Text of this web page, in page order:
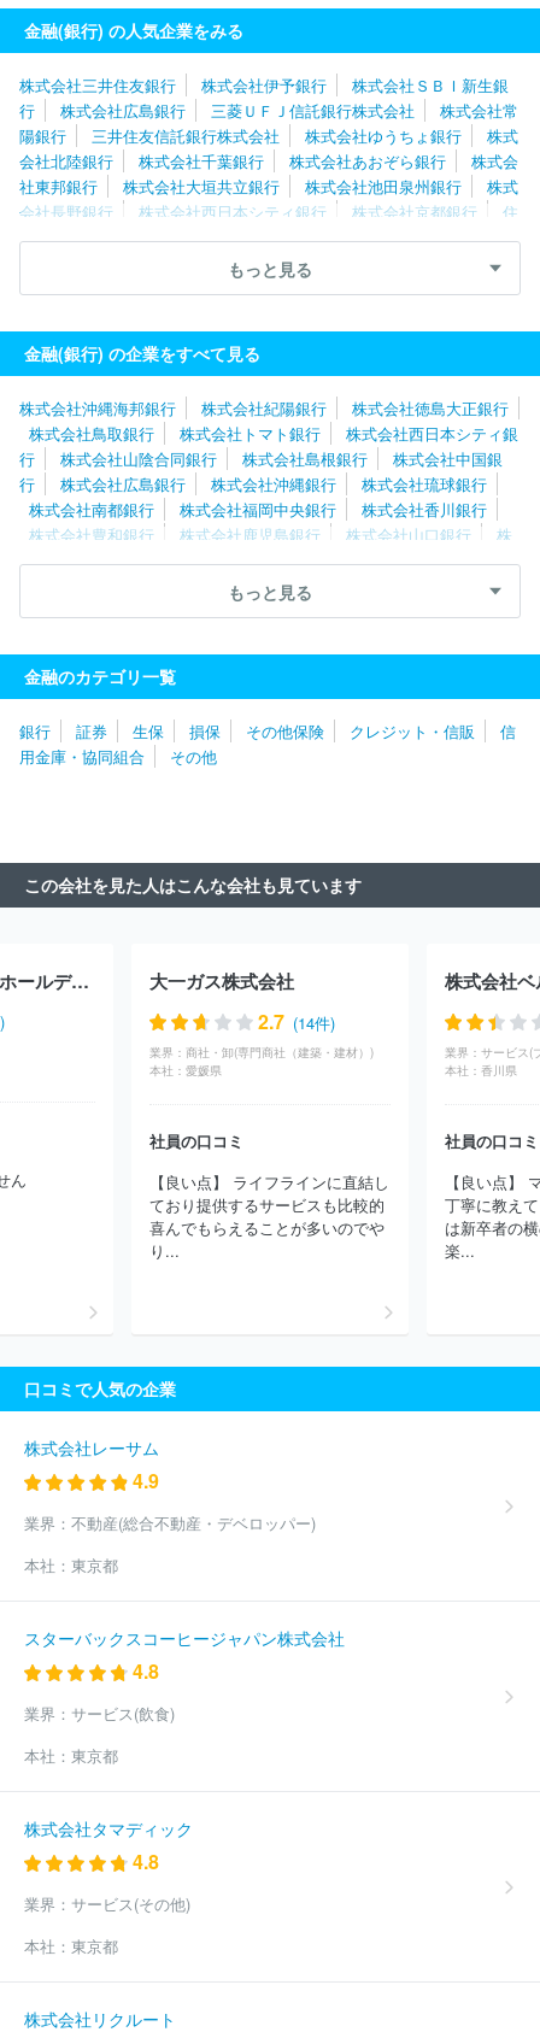
金融(銀行) の人気企業をみる
株式会社三井住友銀行 株式会社伊予銀行
株式会社ＳＢＩ新生銀
行
株式会社広島銀行 三菱ＵＦＪ信託銀行株式会社
株式会社常
陽銀行
三井住友信託銀行株式会社 株式会社ゆうちょ銀行
株式
会社北陸銀行
株式会社千葉銀行 株式会社あおぞら銀行
株式会
社東邦銀行
株式会社大垣共立銀行 株式会社池田泉州銀行
株式
会社長野銀行
株式会社西日本シティ銀行 株式会社京都銀行
住
信ＳＢＩネット銀行株式会社
株式会社東日本銀行
株式会社十六
株式会社栃木銀行
株式会社筑波銀
行
株式会社百五銀行
もっと見る
金融(銀行) の企業をすべて見る
株式会社沖縄海邦銀行 株式会社紀陽銀行
株式会社徳島大正銀行
株式会社鳥取銀行
株式会社トマト銀行
株式会社西日本シティ銀
行
株式会社山陰合同銀行 株式会社島根銀行
株式会社中国銀
行
株式会社広島銀行 株式会社沖縄銀行
株式会社琉球銀行
株式会社南都銀行
株式会社福岡中央銀行
株式会社香川銀行
株式会社豊和銀行
株式会社鹿児島銀行 株式会社山口銀行
株
式会社大分銀行
株式会社肥後銀行 株式会社南日本銀行
株式会
株式会社佐賀共栄銀行 株式会社四国銀行
株式会社
百十四銀行
行
株式会社高知銀行 株式会社りそな銀行
スルガ銀行株式会
社
株式会社八十二長野銀行
行
株式会社三重銀行 株式会社京都銀行
株式会社あいち銀行
株式会社滋賀銀行
株式会社三十三銀行
田銀行
株式会社北日本銀行 株式会社みちのく銀行
株式会社青
森みちのく銀行
株式会社岩手銀行 株式会社山形銀行
荘内銀行
株式会社福島銀行 株式会社北都銀行
株式会社常陽銀
株式会社筑波銀行
株式会社武蔵野銀行
株式会社三
株式会社みずほ銀行 株式会社イオン銀行
株式会社
ＰａｙＰａｙ銀行株式会社
オリックス銀行株式会社
株式会社千
ＵＦＪ信託銀行株式会社
株式会社セブン銀行
資産管理サービス
社
住信ＳＢＩネット銀行株式会社 ａｕじぶん銀行株式会社
株
式会社あおぞら銀行
株式会社ＳＢＩ新生銀行
株式会社大光銀行
株式会社横浜銀行
株式会社清水銀行
株式会社ＳＭＢＣ信託銀
もっと見る
金融のカテゴリ一覧
銀行 証券 生保 損保 その他保険 クレジット・信販
信
用金庫・協同組合
その他
この会社を見た人はこんな会社も見ています
株式会社ひろぎんホールディングス
ん
大一ガス株式会社
2.7 (14件)
業界： 商社・卸(専門商社（建築・建材）)
本社： 愛媛県
社員の口コミ
【良い点】 ライフラインに直結し
ており提供するサービスも比較的
喜んでもらえることが多いのでや
り...
株式会社
業界： サービス(
本社： 香川県
社員の口コミ
【良い点】
丁寧に教え
は新卒者の
楽...
口コミで人気の企業
株式会社レーサム
4.9
業界： 不動産(総合不動産・デベロッパー)
本社： 東京都
スターバックスコーヒージャパン株式会社
4.8
業界： サービス(飲食)
本社： 東京都
株式会社タマディック
4.8
業界： サービス(その他)
本社： 東京都
株式会社リクルート